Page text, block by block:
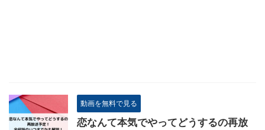
動画を無料で見る
恋なんて本気でやってどうするの再放